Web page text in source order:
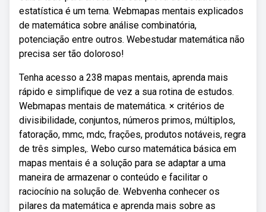
estatística é um tema. Webmapas mentais explicados
de matemática sobre análise combinatória,
potenciação entre outros. Webestudar matemática não
precisa ser tão doloroso!
Tenha acesso a 238 mapas mentais, aprenda mais
rápido e simplifique de vez a sua rotina de estudos.
Webmapas mentais de matemática. × critérios de
divisibilidade, conjuntos, números primos, múltiplos,
fatoração, mmc, mdc, frações, produtos notáveis, regra
de três simples,. Webo curso matemática básica em
mapas mentais é a solução para se adaptar a uma
maneira de armazenar o conteúdo e facilitar o
raciocínio na solução de. Webvenha conhecer os
pilares da matemática e aprenda mais sobre as